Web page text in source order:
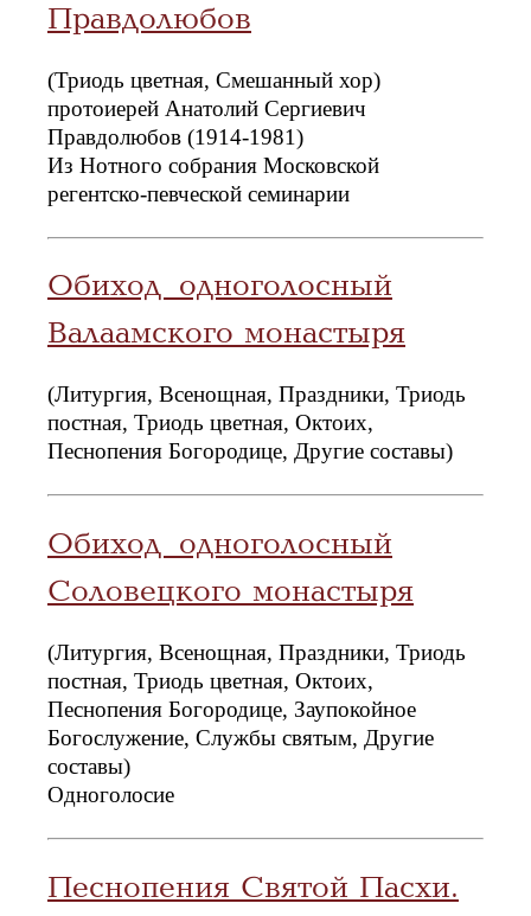
Правдолюбов
(Триодь цветная, Смешанный хор)
протоиерей Анатолий Сергиевич
Правдолюбов (1914-1981)
Из Нотного собрания Московской
регентско-певческой семинарии
Обиход одноголосный
Валаамского монастыря
(Литургия, Всенощная, Праздники, Триодь
постная, Триодь цветная, Октоих,
Песнопения Богородице, Другие составы)
Обиход одноголосный
Соловецкого монастыря
(Литургия, Всенощная, Праздники, Триодь
постная, Триодь цветная, Октоих,
Песнопения Богородице, Заупокойное
Богослужение, Службы святым, Другие
составы)
Одноголосие
Песнопения Святой Пасхи.